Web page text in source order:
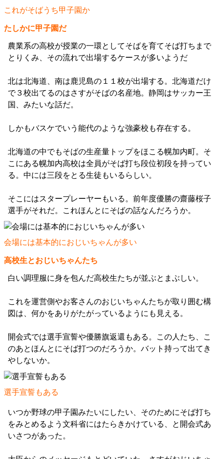
これがそばうち甲子園か
たしかに甲子園だ
農業系の高校が授業の一環としてそばを育てそば打ちまで
とりくみ、その流れで出場するケースが多いようだ
北は北海道、南は鹿児島の１１校が出場する。北海道だけ
で３校出てるのはさすがそばの名産地。静岡はサッカー王
国、みたいな話だ。
しかもバスケでいう能代のような強豪校も存在する。
北海道の中でもそばの生産量トップをほこる幌加内町。そ
こにある幌加内高校は全員がそば打ち段位初段を持ってい
る。中には三段をとる生徒もいるらしい。
そこにはスタープレーヤーもいる。前年度優勝の齋藤桜子
選手がそれだ。これほんとにそばの話なんだろうか。
会場には基本的におじいちゃんが多い
高校生とおじいちゃんたち
白い調理服に身を包んだ高校生たちが並ぶとまぶしい。
これを運営側やお客さんのおじいちゃんたちが取り囲む構
図は、何かをありがたがっているようにも見える。
開会式では選手宣誓や優勝旗返還もある。この人たち、こ
のあとほんとにそば打つのだろうか。バット持って出てき
やしないか。
選手宣誓もある
いつか野球の甲子園みたいにしたい、そのためにそば打ち
をみとめるよう文科省にはたらきかけている、と開会式あ
いさつがあった。